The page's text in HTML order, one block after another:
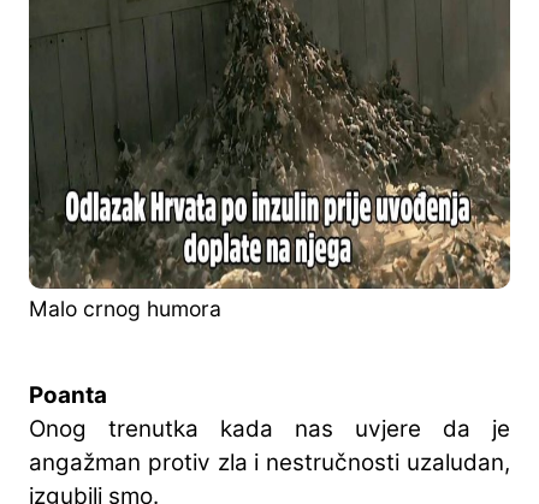
Malo crnog humora
Poanta
Onog trenutka kada nas uvjere da je
angažman protiv zla i nestručnosti uzaludan,
izgubili smo.